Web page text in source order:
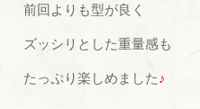
前回よりも型が良く
ズッシリとした重量感も
たっぷり楽しめました♪